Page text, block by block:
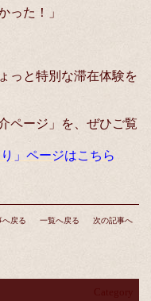
った！」
っと特別な滞在体験を
ページ」を、ぜひご覧
」ページはこちら
へ戻る 一覧へ戻る 次の記事へ